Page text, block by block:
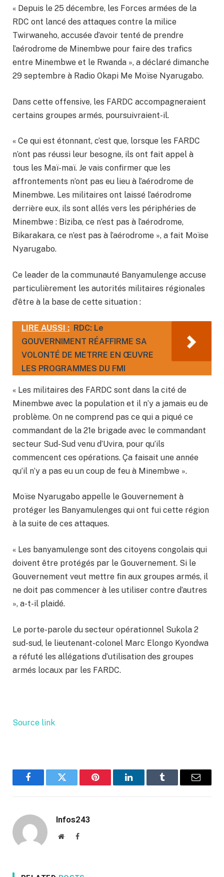
« Depuis le 25 décembre, les Forces armées de la
RDC ont lancé des attaques contre la milice
Twirwaneho, accusée d’avoir tenté de prendre
l’aérodrome de Minembwe pour faire des trafics
entre Minembwe et le Rwanda », a déclaré dimanche
29 septembre à Radio Okapi Me Moïse Nyarugabo.
Dans cette offensive, les FARDC accompagneraient
certains groupes armés, poursuivraient-il.
« Ce qui est étonnant, c’est que, lorsque les FARDC
n’ont pas réussi leur besogne, ils ont fait appel à
tous les Maï-maï. Je vais confirmer que les
affrontements n’ont pas eu lieu à l’aérodrome de
Minembwe. Les militaires ont laissé l’aérodrome
derrière eux, ils sont allés vers les périphéries de
Minembwe : Biziba, ce n’est pas à l’aérodrome,
Bikarakara, ce n’est pas à l’aérodrome », a fait Moïse
Nyarugabo.
Ce leader de la communauté Banyamulenge accuse
particulièrement les autorités militaires régionales
d’être à la base de cette situation :
LIRE AUSSI : RDC: Le
GOUVERNIMENT RÉAFFIRME SA
VOLONTÉ DE METRRE EN ŒUVRE
LES PROGRAMMES DU FMI
« Les militaires des FARDC sont dans la cité de
Minembwe avec la population et il n’y a jamais eu de
problème. On ne comprend pas ce qui a piqué ce
commandant de la 21e brigade avec le commandant
secteur Sud-Sud venu d’Uvira, pour qu’ils
commencent ces opérations. Ça faisait une année
qu’il n’y a pas eu un coup de feu à Minembwe ».
Moïse Nyarugabo appelle le Gouvernement à
protéger les Banyamulenges qui ont fui cette région
à la suite de ces attaques.
« Les banyamulenge sont des citoyens congolais qui
doivent être protégés par le Gouvernement. Si le
Gouvernement veut mettre fin aux groupes armés, il
ne doit pas commencer à les utiliser contre d’autres
», a-t-il plaidé.
Le porte-parole du secteur opérationnel Sukola 2
sud-sud, le lieutenant-colonel Marc Elongo Kyondwa
a réfuté les allégations d’utilisation des groupes
armés locaux par les FARDC.
Source link
FacebookTwitter Pinterest LinkedInTumblr Email
Infos243
WebsiteFacebook